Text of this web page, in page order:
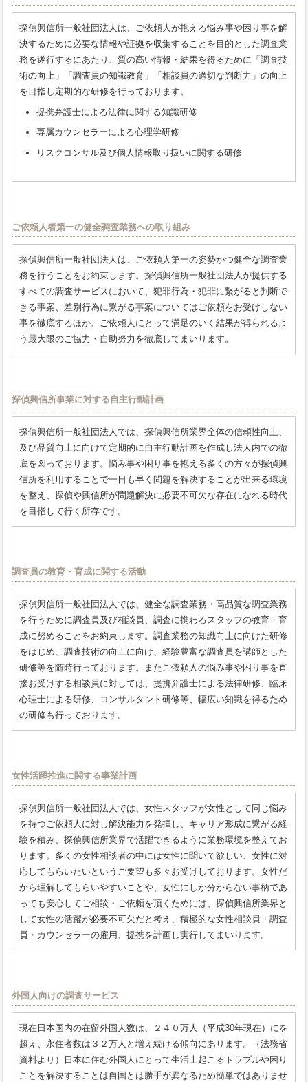
探偵興信所一般社団法人は、ご依頼人が抱える悩み事や困り事を解
決するために必要な情報や証拠を収集することを目的とした調査業
務を遂行するにあたり、質の高い情報・結果を得るために「調査技
術の向上」「調査員の知識教育」「相談員の適切な判断力」の向上
を目指し定期的な研修を行っております。
提携弁護士による法律に関する知識研修
専属カウンセラーによる心理学研修
リスクコンサル及び個人情報取り扱いに関する研修
ご依頼人者第一の健全調査業務への取り組み
探偵興信所一般社団法人は、ご依頼人第一の姿勢かつ健全な調査業
務を行うことをお約束します。探偵興信所一般社団法人が提供する
すべての調査サービスにおいて、犯罪行為・犯罪に繋がると判断で
きる事案、差別行為に繋がる事案についてはご依頼をお受けしない
事を徹底するほか、ご依頼人にとって満足のいく結果が得られるよ
う最大限のご協力・自助努力を徹底してまいります。
探偵興信所事業に対する自主行動計画
探偵興信所一般社団法人では、探偵興信所業界全体の信頼性向上、
及び品質向上に向けて定期的に自主行動計画を作成し法人内での徹
底を図っております。悩み事や困り事を抱える多くの方々が探偵興
信所を利用することで一日も早く問題を解決することが出来る環境
を整え、探偵や興信所が問題解決に必要不可欠な存在になれる時代
を目指して行く所存です。
調査員の教育・育成に関する活動
探偵興信所一般社団法人では、健全な調査業務・高品質な調査業務
を行うために調査員及び相談員、調査に携わるスタッフの教育・育
成に努めることをお約束します。調査業務の知識向上に向けた研修
をはじめ、調査技術の向上に向け、経験豊富な調査員を講師とした
研修等を随時行っております。またご依頼人の悩み事や困り事を直
接お受けする相談員に対しては、提携弁護士による法律研修、臨床
心理士による研修、コンサルタント研修等、幅広い知識を得るため
の研修も行っております。
女性活躍推進に関する事業計画
探偵興信所一般社団法人では、女性スタッフが女性として同じ悩み
を持つご依頼人に対し解決能力を発揮し、キャリア形成に繋がる経
験を積み、探偵興信所業界で活躍できるように業務環境を整えてお
ります。多くの女性相談者の中には女性に聞いて欲しい、女性に対
応してもらいたいというご要望も多々お受けしております。女性だ
から理解してもらいやすいことや、女性にしか分からない事柄であ
っても安心してご相談・ご依頼を頂くためには、探偵興信所業界と
して女性の活躍が必要不可欠だと考え、積極的な女性相談員・調査
員・カウンセラーの雇用、提携を計画し実行してまいります。
外国人向けの調査サービス
現在日本国内の在留外国人数は、２４０万人（平成30年現在）にを
超え、永住者数は３２万人と増え続ける傾向にあります。（法務省
資料より）日本に住む外国人にとって生活上起こるトラブルや困り
ごとを解決することは自国とは勝手が異なるため簡単ではありませ